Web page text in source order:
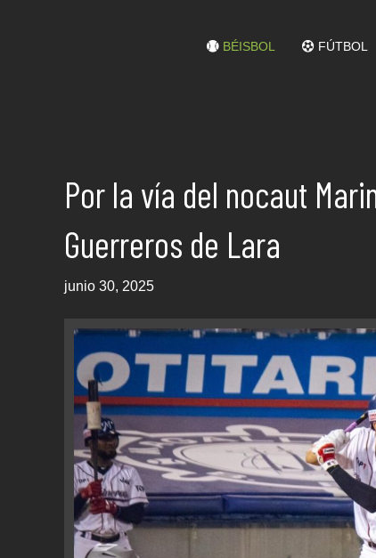
BÉISBOL FÚTBOL
Por la vía del nocaut
Guerreros de Lara
junio 30, 2025